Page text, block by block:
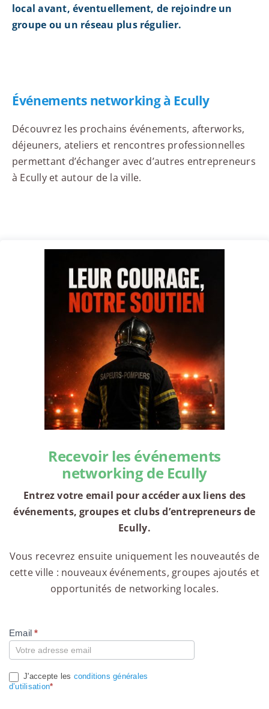
local avant, éventuellement, de rejoindre un
groupe ou un réseau plus régulier.
Événements networking à Ecully
Découvrez les prochains événements, afterworks,
déjeuners, ateliers et rencontres professionnelles
permettant d’échanger avec d’autres entrepreneurs
à Ecully et autour de la ville.
Recevoir les événements
networking de Ecully
Entrez votre email pour accéder aux liens des
événements, groupes et clubs d’entrepreneurs de
Ecully.
Vous recevrez ensuite uniquement les nouveautés de
cette ville : nouveaux événements, groupes ajoutés et
opportunités de networking locales.
Compte
Email*
J'accepte les conditions générales
d’utilisation*